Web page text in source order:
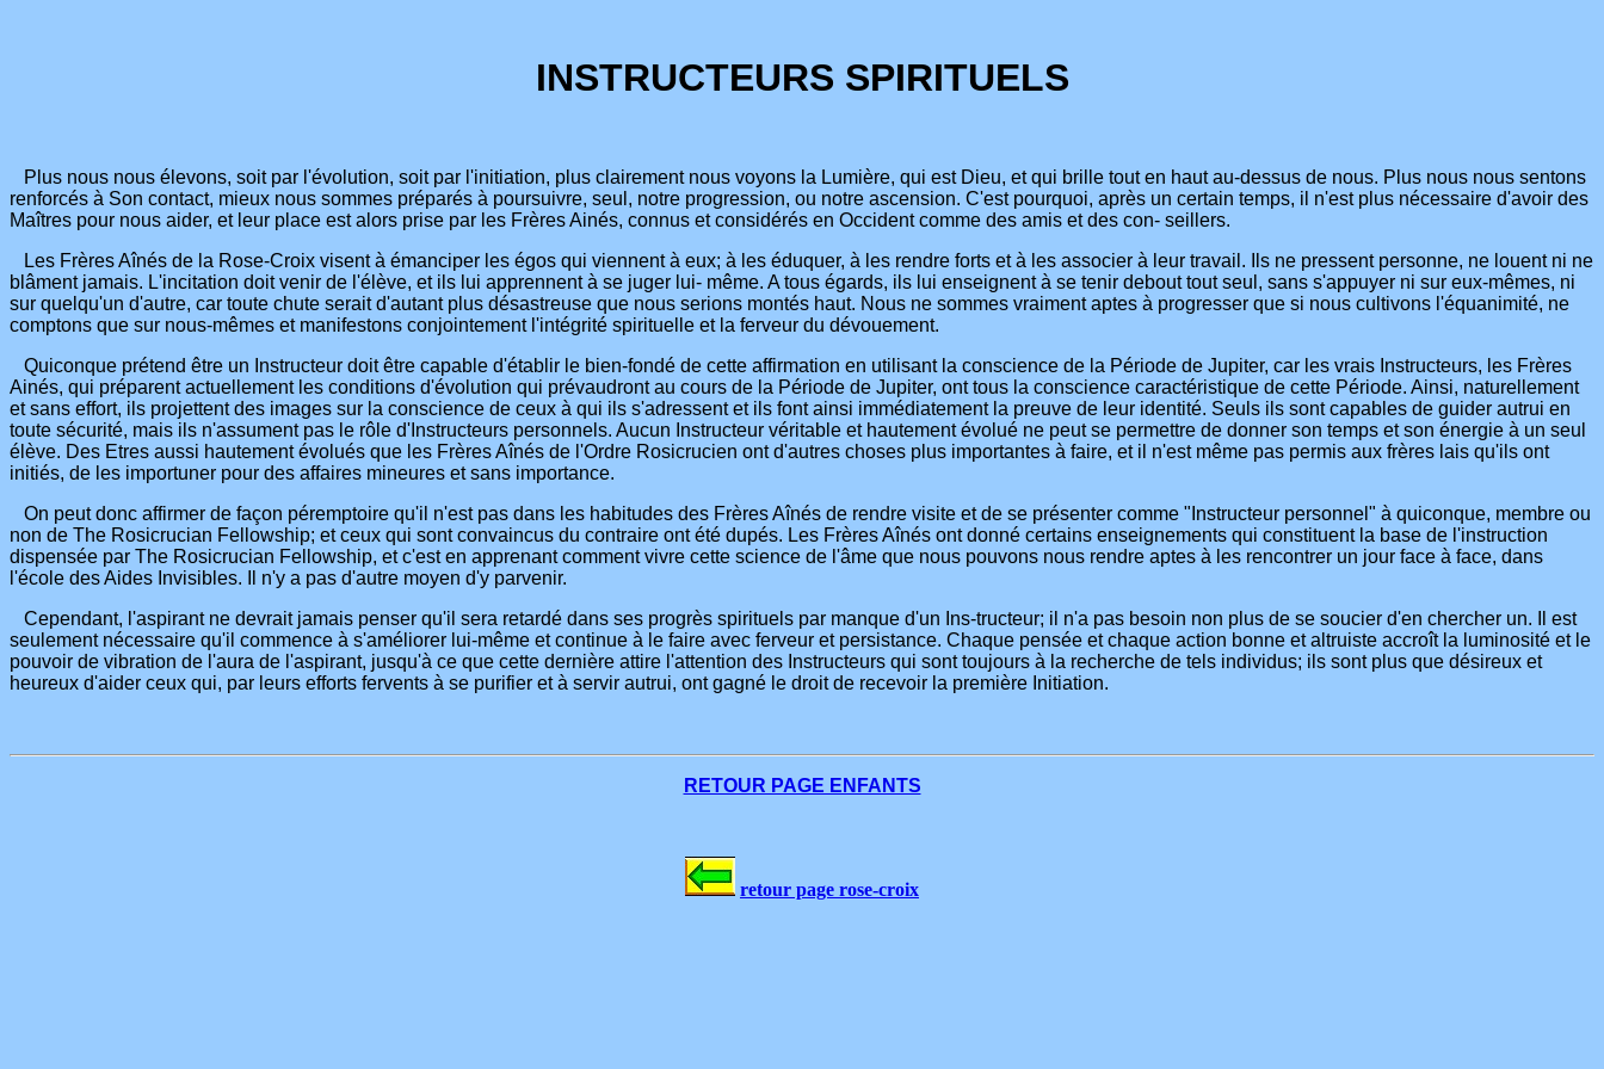
INSTRUCTEURS SPIRITUELS
Plus nous nous élevons, soit par l'évolution, soit par l'initiation, plus clairement nous voyons la Lumière, qui est Dieu, et qui brille tout en haut au-dessus de nous. Plus nous nous sentons
renforcés à Son contact, mieux nous sommes préparés à poursuivre, seul, notre progression, ou notre ascension. C'est pourquoi, après un certain temps, il n'est plus nécessaire d'avoir des
Maîtres pour nous aider, et leur place est alors prise par les Frères Ainés, connus et considérés en Occident comme des amis et des con- seillers.
Les Frères Aînés de la Rose-Croix visent à émanciper les égos qui viennent à eux; à les éduquer, à les rendre forts et à les associer à leur travail. Ils ne pressent personne, ne louent ni ne
blâment jamais. L'incitation doit venir de l'élève, et ils lui apprennent à se juger lui- même. A tous égards, ils lui enseignent à se tenir debout tout seul, sans s'appuyer ni sur eux-mêmes, ni
sur quelqu'un d'autre, car toute chute serait d'autant plus désastreuse que nous serions montés haut. Nous ne sommes vraiment aptes à progresser que si nous cultivons l'équanimité, ne
comptons que sur nous-mêmes et manifestons conjointement l'intégrité spirituelle et la ferveur du dévouement.
Quiconque prétend être un Instructeur doit être capable d'établir le bien-fondé de cette affirmation en utilisant la conscience de la Période de Jupiter, car les vrais Instructeurs, les Frères
Ainés, qui préparent actuellement les conditions d'évolution qui prévaudront au cours de la Période de Jupiter, ont tous la conscience caractéristique de cette Période. Ainsi, naturellement
et sans effort, ils projettent des images sur la conscience de ceux à qui ils s'adressent et ils font ainsi immédiatement la preuve de leur identité. Seuls ils sont capables de guider autrui en
toute sécurité, mais ils n'assument pas le rôle d'Instructeurs personnels. Aucun Instructeur véritable et hautement évolué ne peut se permettre de donner son temps et son énergie à un seul
élève. Des Etres aussi hautement évolués que les Frères Aînés de l'Ordre Rosicrucien ont d'autres choses plus importantes à faire, et il n'est même pas permis aux frères lais qu'ils ont
initiés, de les importuner pour des affaires mineures et sans importance.
On peut donc affirmer de façon péremptoire qu'il n'est pas dans les habitudes des Frères Aînés de rendre visite et de se présenter comme "Instructeur personnel" à quiconque, membre ou
non de The Rosicrucian Fellowship; et ceux qui sont convaincus du contraire ont été dupés. Les Frères Aînés ont donné certains enseignements qui constituent la base de l'instruction
dispensée par The Rosicrucian Fellowship, et c'est en apprenant comment vivre cette science de l'âme que nous pouvons nous rendre aptes à les rencontrer un jour face à face, dans
l'école des Aides Invisibles. Il n'y a pas d'autre moyen d'y parvenir.
Cependant, l'aspirant ne devrait jamais penser qu'il sera retardé dans ses progrès spirituels par manque d'un Ins-tructeur; il n'a pas besoin non plus de se soucier d'en chercher un. Il est
seulement nécessaire qu'il commence à s'améliorer lui-même et continue à le faire avec ferveur et persistance. Chaque pensée et chaque action bonne et altruiste accroît la luminosité et le
pouvoir de vibration de l'aura de l'aspirant, jusqu'à ce que cette dernière attire l'attention des Instructeurs qui sont toujours à la recherche de tels individus; ils sont plus que désireux et
heureux d'aider ceux qui, par leurs efforts fervents à se purifier et à servir autrui, ont gagné le droit de recevoir la première Initiation.
RETOUR PAGE ENFANTS
retour page rose-croix